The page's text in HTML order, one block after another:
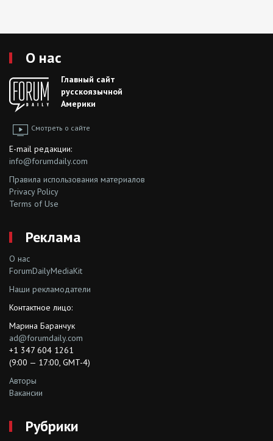
О нас
Главный сайт
русскоязычной
Америки
Смотреть о сайте
E-mail редакции:
info@forumdaily.com
Правила использования материалов
Privacy Policy
Terms of Use
Реклама
О нас
ForumDailyMediaKit
Наши рекламодатели
Контактное лицо:
Марина Баранчук
ad@forumdaily.com
+1 347 604 1261
(9:00 — 17:00, GMT-4)
Авторы
Вакансии
Рубрики